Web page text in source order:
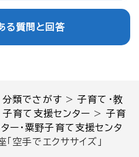
分類でさがす >子育て・教
子育て支援センター > 子育
ー・粟野子育て支援センタ
空手でエクササイズ」
る質問と回答